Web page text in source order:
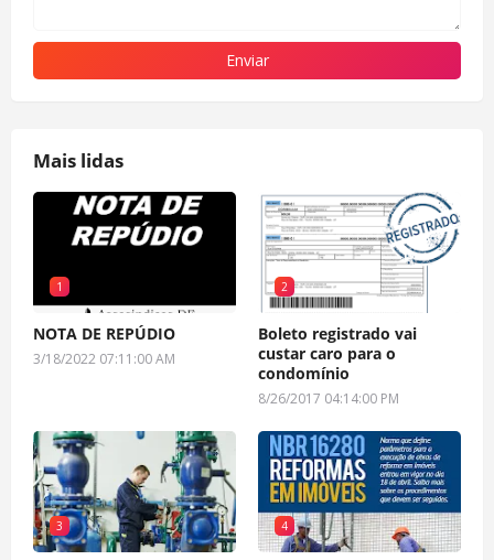
Mais lidas
1
NOTA DE REPÚDIO
3/18/2022 07:11:00 AM
2
Boleto registrado vai
custar caro para o
condomínio
8/26/2017 04:14:00 PM
3 4